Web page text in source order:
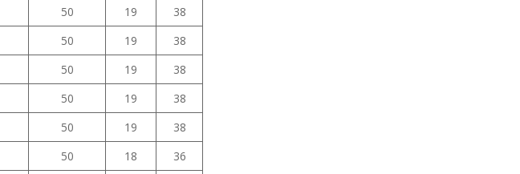
50 19
38
50 19
38
50 19
38
50 19
38
50 19
38
50 18
36